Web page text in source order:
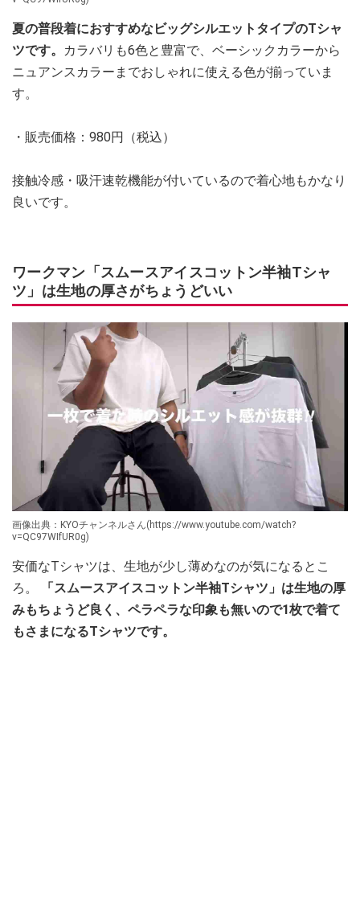
夏の普段着におすすめなビッグシルエットタイプのTシャ
ツです。
カラバリも6色と豊富で、ベーシックカラーから
ニュアンスカラーまでおしゃれに使える色が揃っていま
す。
・販売価格：980円（税込）
接触冷感・吸汗速乾機能が付いているので着心地もかなり
良いです。
ワークマン「スムースアイスコットン半袖Tシャ
ツ」は生地の厚さがちょうどいい
画像出典：KYOチャンネルさん(https://www.youtube.com/watch?
v=QC97WIfUR0g)
安価なTシャツは、生地が少し薄めなのが気になるとこ
ろ。
「スムースアイスコットン半袖Tシャツ」は生地の厚
みもちょうど良く、ペラペラな印象も無いので1枚で着て
もさまになるTシャツです。